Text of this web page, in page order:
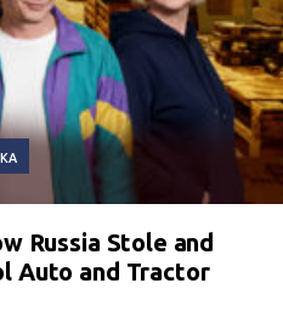
Russia Stole and
Auto and Tractor